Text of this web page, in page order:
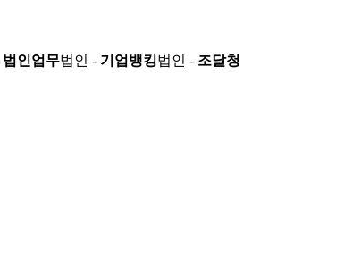
법인업무법인 - 기업뱅킹법인 - 조달청